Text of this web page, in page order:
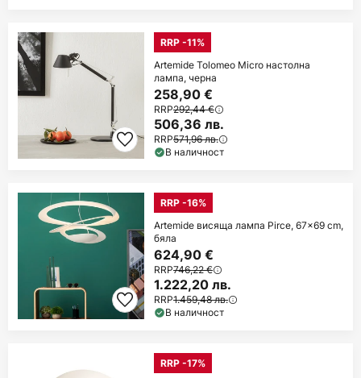
RRP -11%
Artemide Tolomeo Micro настолна
лампа, черна
258,90 €
RRP292,44 €
506,36 лв.
RRP571,96 лв.
В наличност
RRP -16%
Artemide висяща лампа Pirce, 67x69 cm,
бяла
624,90 €
RRP746,22 €
1.222,20 лв.
RRP1.459,48 лв.
В наличност
RRP -17%